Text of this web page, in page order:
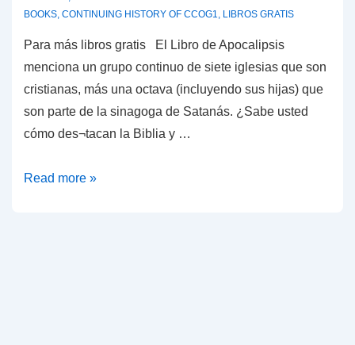
BOOKS, CONTINUING HISTORY OF CCOG1, LIBROS GRATIS
Para más libros gratis El Libro de Apocalipsis
menciona un grupo continuo de siete iglesias que son
cristianas, más una octava (incluyendo sus hijas) que
son parte de la sinagoga de Satanás. ¿Sabe usted
cómo des¬tacan la Biblia y …
Continuación
Read more »